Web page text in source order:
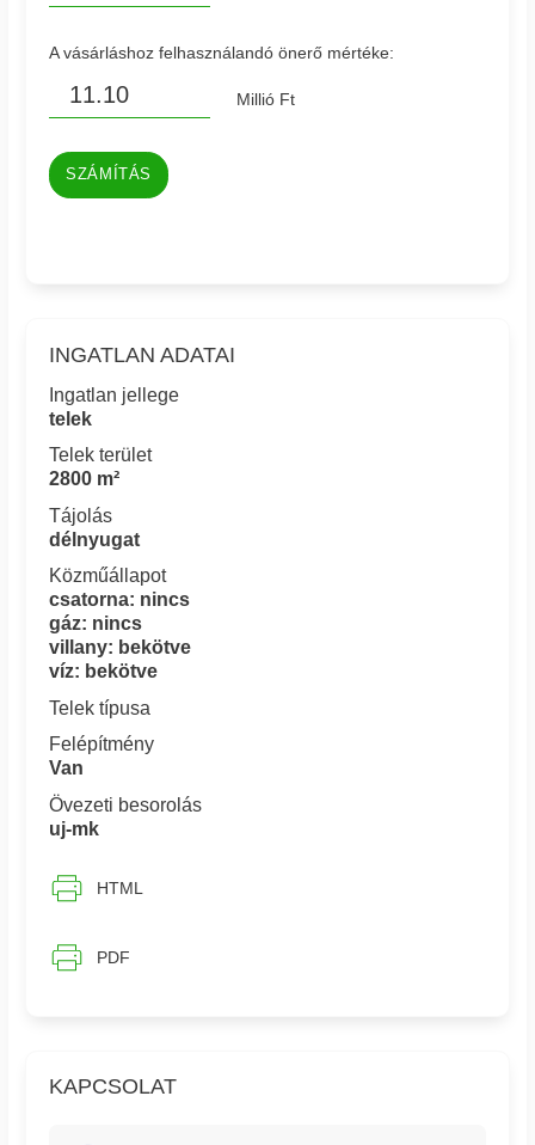
A vásárláshoz felhasználandó önerő mértéke:
Millió Ft
SZÁMÍTÁS
KAPCSOLAT
INGATLAN ADATAI
Ingatlan jellege
telek
Telek terület
2800 m²
Tájolás
délnyugat
Közműállapot
csatorna: nincs
gáz: nincs
villany: bekötve
víz: bekötve
Telek típusa
Felépítmény
Van
Övezeti besorolás
uj-mk
HTML
PDF